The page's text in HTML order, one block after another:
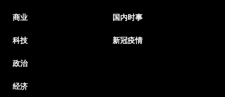
商业
科技
政治
经济
国内时事
新冠疫情